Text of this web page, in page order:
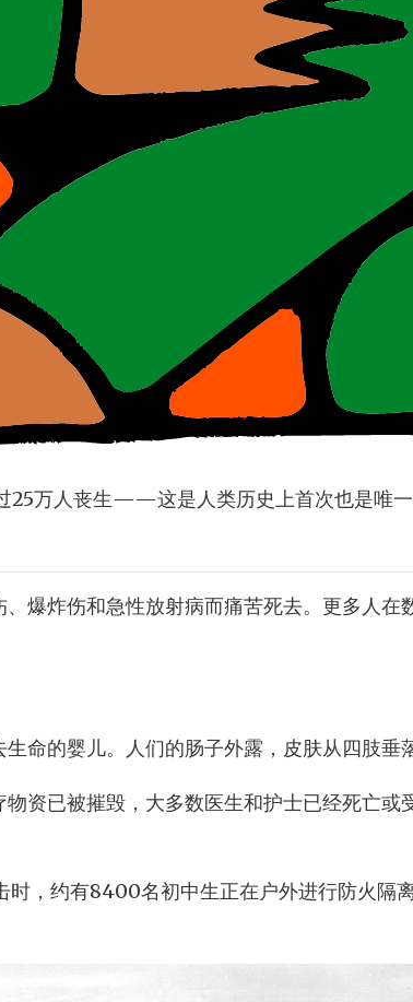
25万人丧生——这是人类历史上首次也是唯
爆炸伤和急性放射病而痛苦死去。更多人在
命的婴儿。人们的肠子外露，皮肤从四肢垂
资已被摧毁，大多数医生和护士已经死亡或
时，约有8400名初中生正在户外进行防火隔